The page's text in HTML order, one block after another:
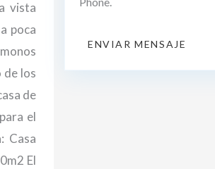
vista
poca
de los
de
el
Casa
El
ENVIAR MENSAJE